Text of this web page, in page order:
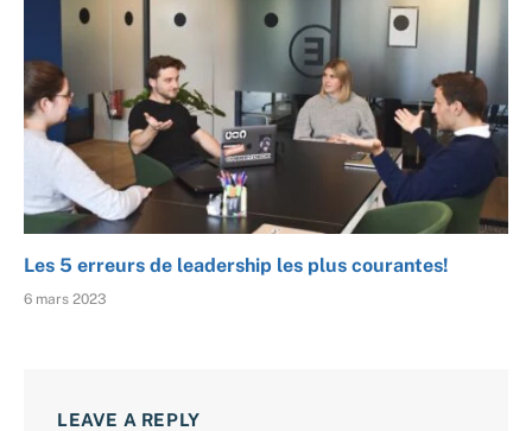
Les 5 erreurs de leadership les plus courantes!
6 mars 2023
LEAVE A REPLY